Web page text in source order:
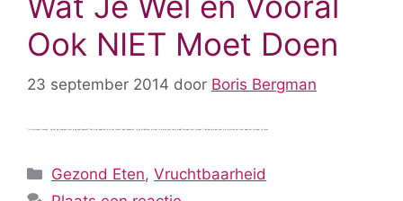
Ook NIET Moet Doen
23 september 2014 door Boris Bergman
“Ik wil zwanger worden”, zijn dat de woorden waar je op hebt gezocht? Dan is het goed dat je nu hier terecht bent gekomen. In dit artikel kom je meer te weten over hoe je sneller zwanger kunt worden. Ook lees je meer over wat je wel en niet moet doen om zwanger te raken.
Categorieën
Gezond Eten,Vruchtbaarheid